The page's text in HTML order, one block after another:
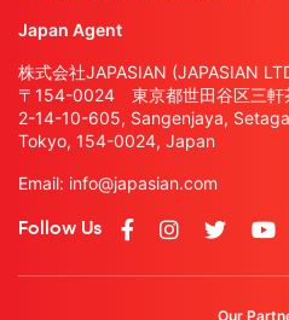
Japan Agent
株式会社JAPASIAN (JAPASIAN
〒154-0024 東京都世田谷区三軒
2-14-10-605, Sangenjaya,
Tokyo, 154-0024, Japan
Email: info@japasian.com
Follow Us
Our